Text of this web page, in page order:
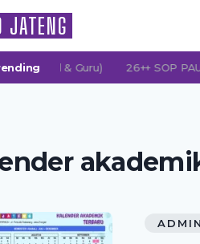
JATENG
& Guru) 26++ SOP PAUD